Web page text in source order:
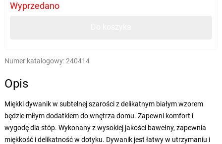
Wyprzedano
Numer katalogowy:240414
Opis
Miękki dywanik w subtelnej szarości z delikatnym białym wzorem
będzie miłym dodatkiem do wnętrza domu. Zapewni komfort i
wygodę dla stóp. Wykonany z wysokiej jakości bawełny, zapewnia
miękkość i delikatność w dotyku. Dywanik jest łatwy w utrzymaniu i